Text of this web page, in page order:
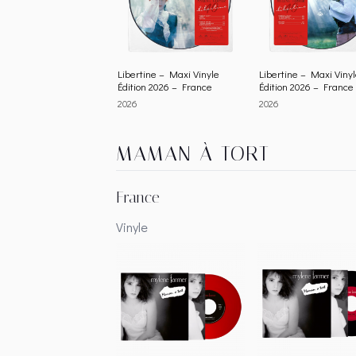
Libertine – Maxi Vinyle
Édition 2026 – France
2026
Libertine – Maxi
Édition 2026 – France
2026
MAMAN À TORT
France
Vinyle